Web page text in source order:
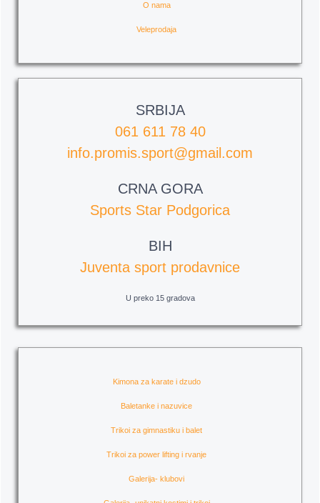
O nama
Veleprodaja
SRBIJA
061 611 78 40
info.promis.sport@gmail.com
CRNA GORA
Sports Star Podgorica
BIH
Juventa sport prodavnice
U preko 15 gradova
Kimona za karate i dzudo
Baletanke i nazuvice
Trikoi za gimnastiku i balet
Trikoi za power lifting i rvanje
Galerija- klubovi